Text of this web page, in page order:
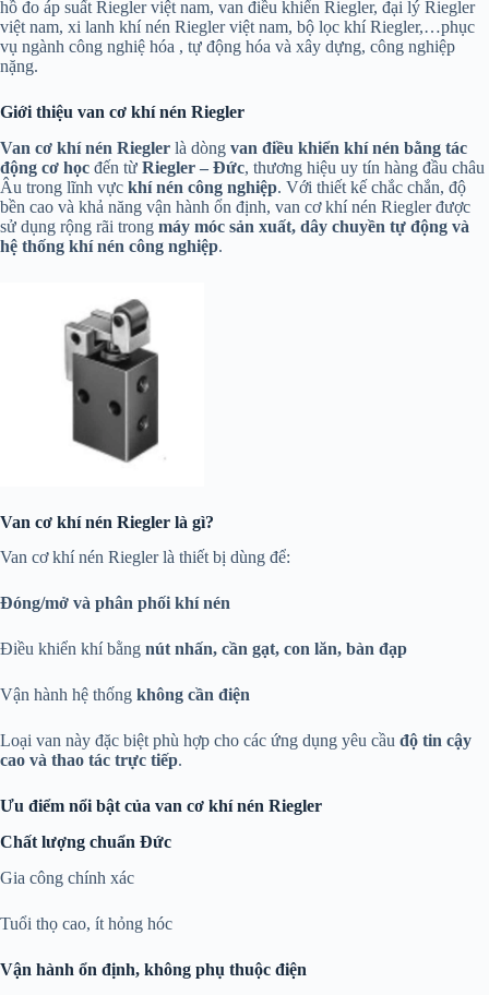
hồ đo áp suất Riegler việt nam, van điều khiển Riegler, đại lý Riegler
việt nam, xi lanh khí nén Riegler việt nam, bộ lọc khí Riegler,…phục
vụ ngành công nghiệ hóa , tự động hóa và xây dựng, công nghiệp
nặng.
Giới thiệu van cơ khí nén Riegler
Van cơ khí nén Riegler là dòng van điều khiển khí nén bằng tác
động cơ học đến từ Riegler – Đức, thương hiệu uy tín hàng đầu châu
Âu trong lĩnh vực khí nén công nghiệp. Với thiết kế chắc chắn, độ
bền cao và khả năng vận hành ổn định, van cơ khí nén Riegler được
sử dụng rộng rãi trong máy móc sản xuất, dây chuyền tự động và
hệ thống khí nén công nghiệp.
Van cơ khí nén Riegler là gì?
Van cơ khí nén Riegler là thiết bị dùng để:
Đóng/mở và phân phối khí nén
Điều khiển khí bằng nút nhấn, cần gạt, con lăn, bàn đạp
Vận hành hệ thống không cần điện
Loại van này đặc biệt phù hợp cho các ứng dụng yêu cầu độ tin cậy
cao và thao tác trực tiếp.
Ưu điểm nổi bật của van cơ khí nén Riegler
Chất lượng chuẩn Đức
Gia công chính xác
Tuổi thọ cao, ít hỏng hóc
Vận hành ổn định, không phụ thuộc điện